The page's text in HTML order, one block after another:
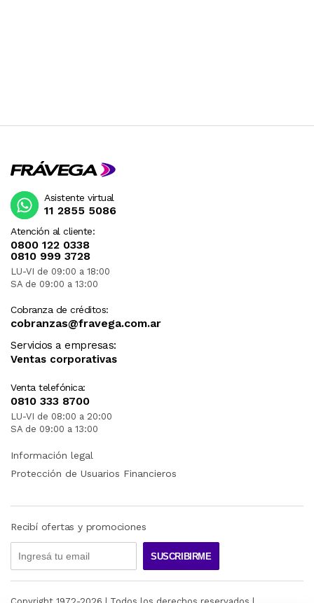
Atención al cliente:
0800 122 0338
0810 999 3728
LU-VI de 09:00 a 18:00
SA de 09:00 a 13:00
Cobranza de créditos:
cobranzas@fravega.com.ar
Servicios a empresas:
Ventas corporativas
Venta telefónica:
0810 333 8700
LU-VI de 08:00 a 20:00
SA de 09:00 a 13:00
Asistente virtual
11 2855 5086
Información legal
Protección de Usuarios Financieros
Recibí ofertas y promociones
SUSCRIBIRME